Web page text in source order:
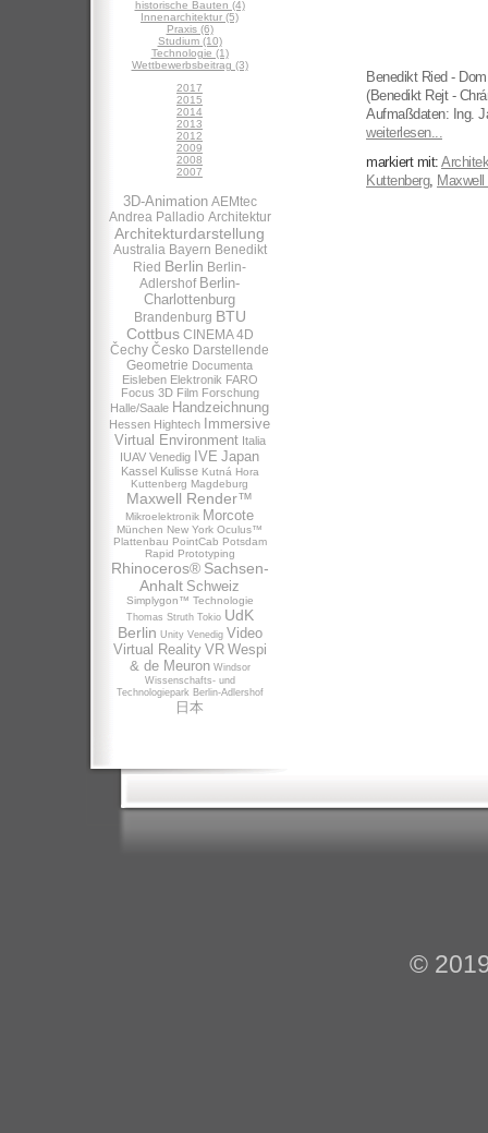
historische Bauten (4)
Innenarchitektur (5)
Praxis (6)
Studium (10)
Technologie (1)
Wettbewerbsbeitrag (3)
2017
2015
2014
2013
2012
2009
2008
2007
3D-Animation AEMtec
Andrea Palladio Architektur
Architekturdarstellung
Australia Bayern Benedikt
Ried Berlin Berlin-
Adlershof Berlin-
Charlottenburg
Brandenburg BTU
Cottbus CINEMA 4D
Čechy Česko Darstellende
Geometrie Documenta
Eisleben Elektronik FARO
Focus 3D Film Forschung
Halle/Saale Handzeichnung
Hessen Hightech
Immersive
Virtual Environment Italia
IUAV Venedig IVE Japan
Kassel Kulisse Kutná Hora
Kuttenberg Magdeburg
Maxwell Render™
Mikroelektronik Morcote
München New York Oculus™
Plattenbau PointCab Potsdam
Rapid Prototyping
Rhinoceros® Sachsen-
Anhalt Schweiz
Simplygon™ Technologie
Thomas Struth Tokio UdK
Berlin Unity Venedig Video
Virtual Reality VR Wespi
& de Meuron Windsor
Wissenschafts- und
Technologiepark Berlin-Adlershof
日本
Benedikt Ried -
(Benedikt Rejt -
Aufmaßdaten: Ing.
weiterlesen...
markiert mit:
Kuttenberg,
©